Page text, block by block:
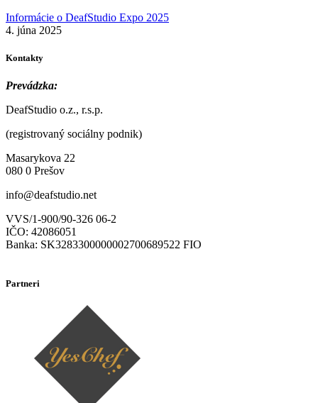
Informácie o DeafStudio Expo 2025
4. júna 2025
Kontakty
Prevádzka:
DeafStudio o.z., r.s.p.
(registrovaný sociálny podnik)
Masarykova 22
080 0 Prešov
info@deafstudio.net
VVS/1-900/90-326 06-2
IČO: 42086051
Banka: SK3283300000002700689522 FIO
Partneri